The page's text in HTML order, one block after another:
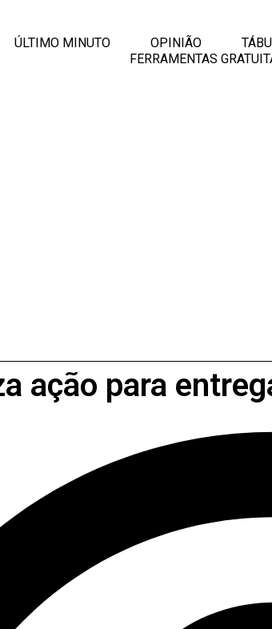
ÚLTIMO MINUTO OPINIÃO
FERRAMENTAS
ação para